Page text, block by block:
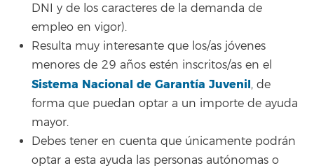
DNI y de los caracteres de la demanda de
empleo en vigor).
Resulta muy interesante que los/as jóvenes
menores de 29 años estén inscritos/as en el
Sistema Nacional de Garantía Juvenil, de
forma que puedan optar a un importe de ayuda
mayor.
Debes tener en cuenta que únicamente podrán
optar a esta ayuda las personas autónomas o